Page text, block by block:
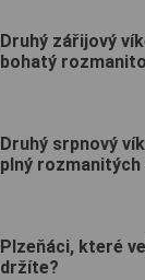
Druhý zářijový
bohatý
Druhý srpnový
plný rozmanitých
Plzeňáci, které
držíte?